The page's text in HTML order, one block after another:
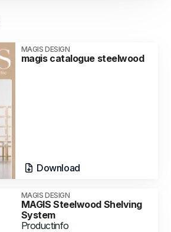
MAGIS DESIGN
magis catalogue steelwood
Download
MAGIS DESIGN
MAGIS Steelwood Shelving
System
Productinfo